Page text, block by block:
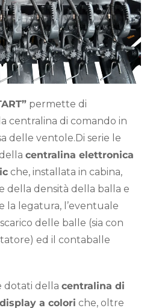
permette di
centralina di comando in
delle ventole.Di serie le
centralina elettronica
che, installata in cabina,
della densità della balla e
la legatura, l’eventuale
delle balle (sia con
ed il contaballe
dotati della centralina di
a colori che, oltre